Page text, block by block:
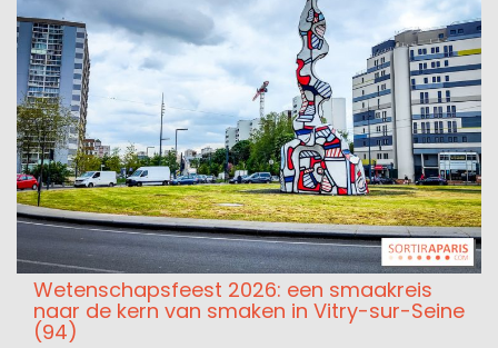
Wetenschapsfeest 2026: een smaakreis
naar de kern van smaken in Vitry-sur-Seine
(94)